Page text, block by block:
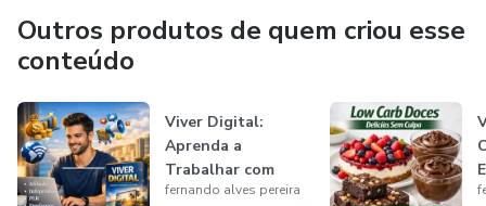
Outros produtos de quem criou esse
conteúdo
Viver Digital:
Aprenda a
Trabalhar com
Marketing de
fernando alves pereira